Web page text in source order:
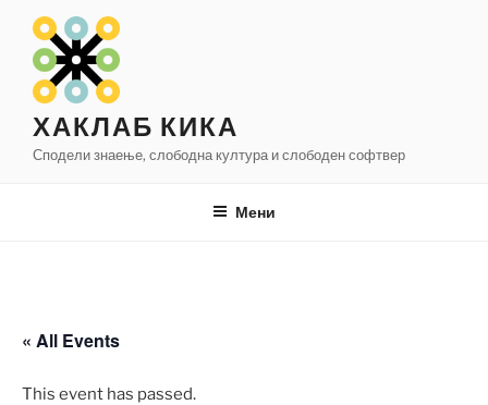
содржината
ХАКЛАБ КИКА
Сподели знаење, слободна култура и слободен софтвер
Мени
« All Events
This event has passed.